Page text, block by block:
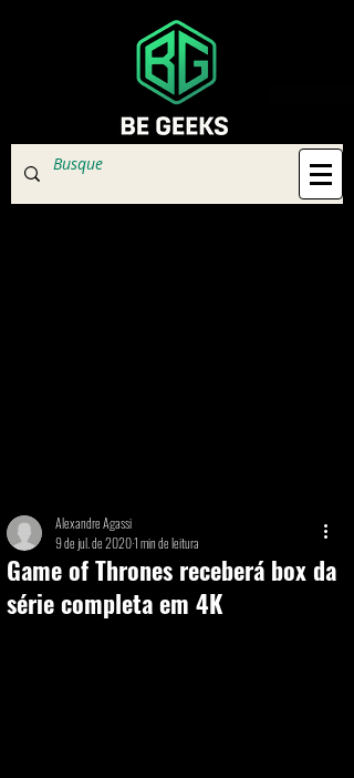
Game of Thrones receberá box da
série completa em 4K
Alexandre Agassi
9 de jul. de 20201 min de leitura